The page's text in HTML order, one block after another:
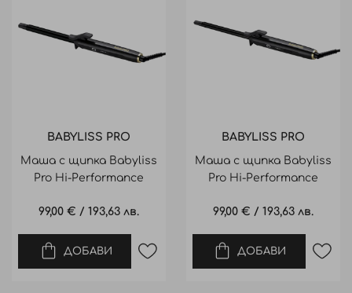
BABYLISS PRO
Маша с щипка Babyliss
Pro Hi-Performance
99,00 € /193,63 лв.
ДОБАВИ
BABYLISS PRO
Маша с щипка Babyliss
Pro Hi-Performance
99,00 € / 193,63 лв.
ДОБАВИ